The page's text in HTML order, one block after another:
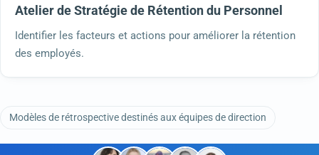
Atelier de Stratégie de Rétention du Personnel
Identifier les facteurs et actions pour améliorer la rétention
des employés.
Modèles de rétrospective destinés aux équipes de direction